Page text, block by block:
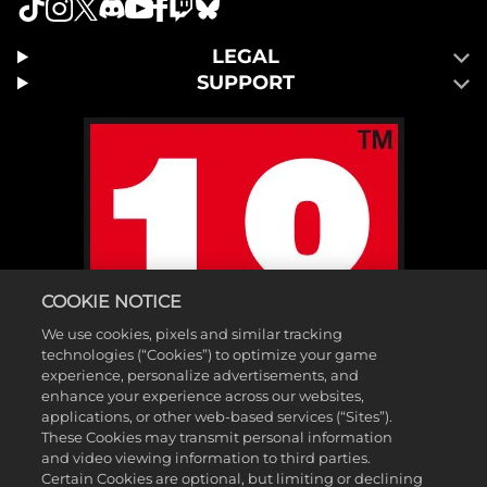
LEGAL
SUPPORT
COOKIE NOTICE
We use cookies, pixels and similar tracking
technologies (“Cookies”) to optimize your game
experience, personalize advertisements, and
enhance your experience across our websites,
applications, or other web-based services (“Sites”).
These Cookies may transmit personal information
and video viewing information to third parties.
Certain Cookies are optional, but limiting or declining